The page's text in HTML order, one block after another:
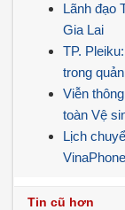
Lãnh đạo
Gia Lai
TP.
trong
Viễn
toàn Vệ
Lịch
Tin cũ hơn